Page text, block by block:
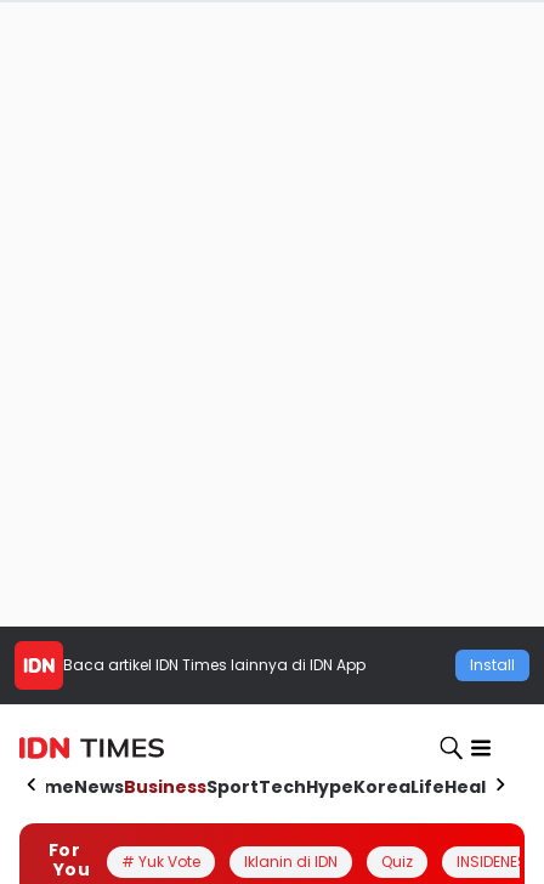
Baca artikel IDN Times lainnya di IDN App Install
HomeNewsBusinessSportTechHypeKoreaLifeHealth
For
You
# Yuk Vote Iklanin di IDN Quiz INSIDENESIA